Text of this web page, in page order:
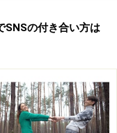
きな人と穏やかな
ば、それにはお金
プかといえば、そ
つけること、その
会に背を向けるこ
方ではあるからで
SNSの付き合い方は